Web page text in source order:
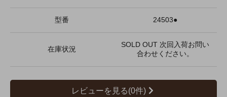
型番 24503●
在庫状況
SOLD OUT 次回入荷お問い
合わせください。
レビューを見る(0件)